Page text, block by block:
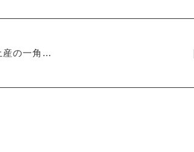
産の一角…